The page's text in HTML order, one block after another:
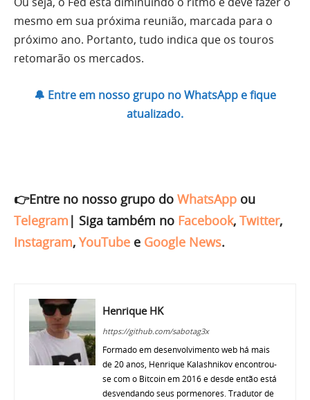
mesmo em sua próxima reunião, marcada para o
próximo ano. Portanto, tudo indica que os touros
retomarão os mercados.
🔔 Entre em nosso grupo no WhatsApp e fique
atualizado.
👉Entre no nosso grupo do WhatsApp ou
Telegram | Siga também no Facebook, Twitter,
Instagram, YouTube e Google News.
Henrique HK
https://github.com/sabotag3x
Formado em desenvolvimento web há mais
de 20 anos, Henrique Kalashnikov encontrou-
se com o Bitcoin em 2016 e desde então está
desvendando seus pormenores. Tradutor de